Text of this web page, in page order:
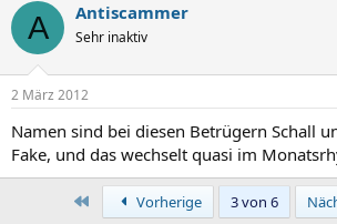
A Antiscammer
Sehr inaktiv
2 März 2012
Namen sind bei diesen Betrügern Schall
Fake, und das wechselt quasi im
Erste Vorherige 3 von 6